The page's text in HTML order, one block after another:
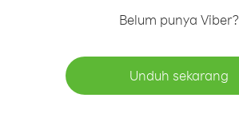
Belum punya Viber?
Unduh sekarang